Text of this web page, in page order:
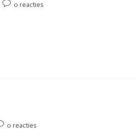
0 reacties
0 reacties